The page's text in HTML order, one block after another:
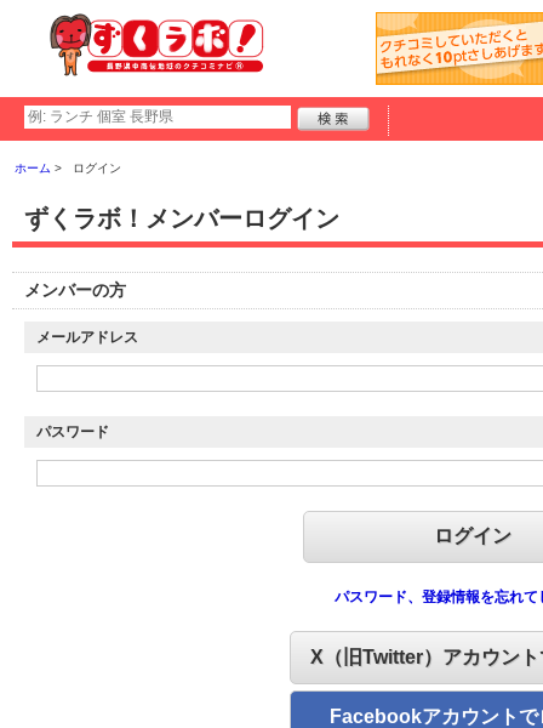
ホーム ログイン
ずくラボ！メンバーログイン
メンバーの方
メールアドレス
パスワード
パスワード、登録情報を忘れて
X（旧Twitter）アカウン
Facebookアカウントで